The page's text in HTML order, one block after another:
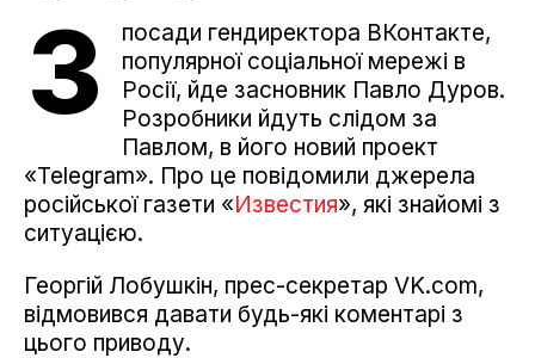
З
посади гендиректора ВКонтакте,
популярної соціальної мережі в
Росії, йде засновник Павло Дуров.
Розробники йдуть слідом за
Павлом, в його новий проект
«Telegram». Про це повідомили джерела
російської газети «Известия», які знайомі з
ситуацією.
Георгій Лобушкін, прес-секретар VK.com,
відмовився давати будь-які коментарі з
цього приводу.